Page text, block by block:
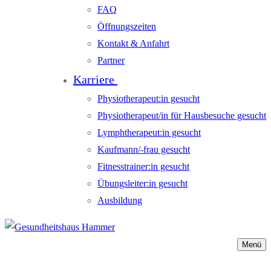
FAQ
Öffnungszeiten
Kontakt & Anfahrt
Partner
Karriere
Physiotherapeut:in gesucht
Physiotherapeut/in für Hausbesuche gesucht
Lymphtherapeut:in gesucht
Kaufmann/-frau gesucht
Fitnesstrainer:in gesucht
Übungsleiter:in gesucht
Ausbildung
Menü